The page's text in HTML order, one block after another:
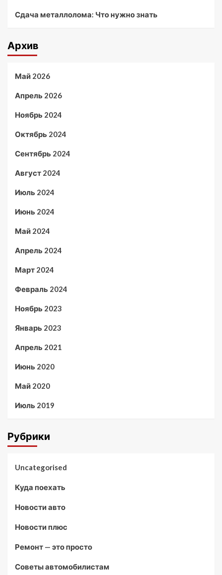
Сдача металлолома: Что нужно знать
Архив
Май 2026
Апрель 2026
Ноябрь 2024
Октябрь 2024
Сентябрь 2024
Август 2024
Июль 2024
Июнь 2024
Май 2024
Апрель 2024
Март 2024
Февраль 2024
Ноябрь 2023
Январь 2023
Апрель 2021
Июнь 2020
Май 2020
Июль 2019
Рубрики
Uncategorised
Куда поехать
Новости авто
Новости плюс
Ремонт — это просто
Советы автомобилистам